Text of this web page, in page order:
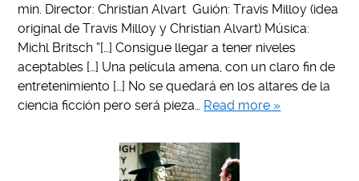
min. Director: Christian Alvart Guión: Travis Milloy (idea
original de Travis Milloy y Christian Alvart) Música:
Michl Britsch “[…] Consigue llegar a tener niveles
aceptables […] Una película amena, con un claro fin de
entretenimiento […] No se quedará en los altares de la
ciencia ficción pero será pieza… Read more »